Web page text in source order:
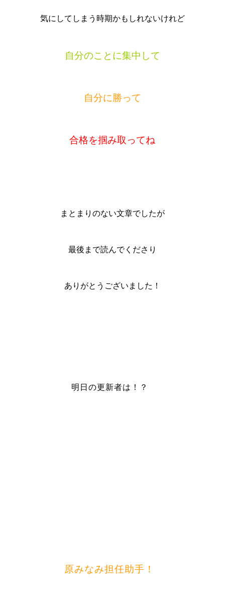
気にしてしまう時期かもしれないけれど
自分のことに集中して
自分に勝って
合格を掴み取ってね
まとまりのない文章でしたが
最後まで読んでくださり
ありがとうございました！
明日の更新者は！？
原みなみ担任助手！